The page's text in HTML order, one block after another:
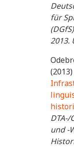
für
2013.
(2013)
DTA-/
und -